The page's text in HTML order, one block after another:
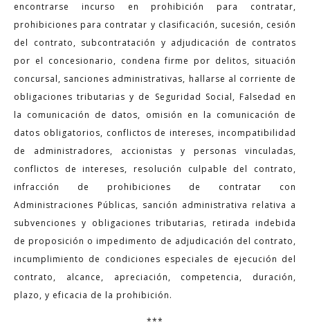
encontrarse incurso en prohibición para contratar,
prohibiciones para contratar y clasificación, sucesión, cesión
del contrato, subcontratación y adjudicación de contratos
por el concesionario, condena firme por delitos, situación
concursal, sanciones administrativas, hallarse al corriente de
obligaciones tributarias y de Seguridad Social, Falsedad en
la comunicación de datos, omisión en la comunicación de
datos obligatorios, conflictos de intereses, incompatibilidad
de administradores, accionistas y personas vinculadas,
conflictos de intereses, resolución culpable del contrato,
infracción de prohibiciones de contratar con
Administraciones Públicas, sanción administrativa relativa a
subvenciones y obligaciones tributarias, retirada indebida
de proposición o impedimento de adjudicación del contrato,
incumplimiento de condiciones especiales de ejecución del
contrato, alcance, apreciación, competencia, duración,
plazo, y eficacia de la prohibición.
***